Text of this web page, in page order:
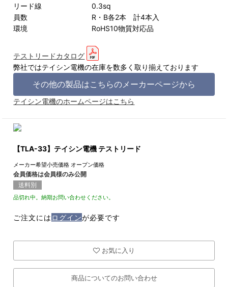
リード線 0.3sq
員数 R・B各2本 計4本入
環境 RoHS10物質対応品
テストリードカタログ
弊社ではテイシン電機の在庫を数多く取り揃えております
その他の製品はこちらのメーカーページから
テイシン電機のホームページはこちら
【TLA-33】テイシン電機 テストリード
メーカー希望小売価格 オープン価格
会員価格は会員様のみ公開
送料別
品切れ中。納期お問い合わせください。
ご注文には ログインが必要です
お気に入り
商品についてのお問い合わせ